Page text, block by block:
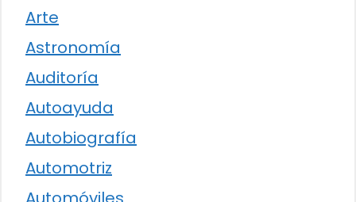
Arte
Astronomía
Auditoría
Autoayuda
Autobiografía
Automotriz